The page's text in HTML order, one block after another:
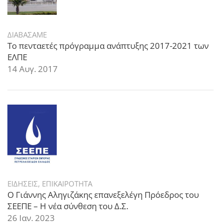
ΔΙΑΒΑΣΑΜΕ
Το πενταετές πρόγραμμα ανάπτυξης 2017-2021 των
ΕΛΠΕ
14 Αυγ. 2017
ΕΙΔΗΣΕΙΣ, ΕΠΙΚΑΙΡΟΤΗΤΑ
Ο Γιάννης Αληγιζάκης επανεξελέγη Πρόεδρος του
ΣΕΕΠΕ – Η νέα σύνθεση του Δ.Σ.
26 Ιαν. 2023